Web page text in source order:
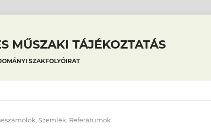
MŰSZAKI TÁJÉKOZTATÁS
SZAKFOLYÓIRAT
Szemlék, Referátumok